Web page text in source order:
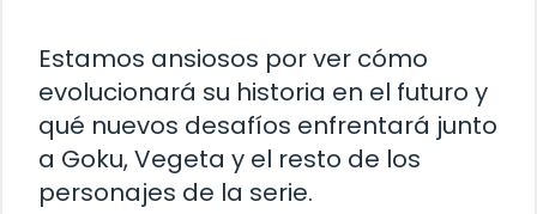
Estamos ansiosos por ver cómo
evolucionará su historia en el futuro y
qué nuevos desafíos enfrentará junto
a Goku, Vegeta y el resto de los
personajes de la serie.